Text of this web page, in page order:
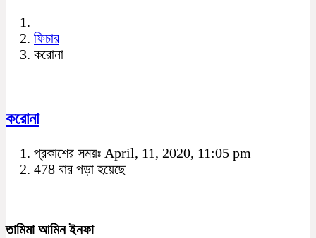
ফিচার
করোনা
করোনা
প্রকাশের সময়ঃ April, 11, 2020, 11:05 pm
478 বার পড়া হয়েছে
তামিমা আমিন ইনফা